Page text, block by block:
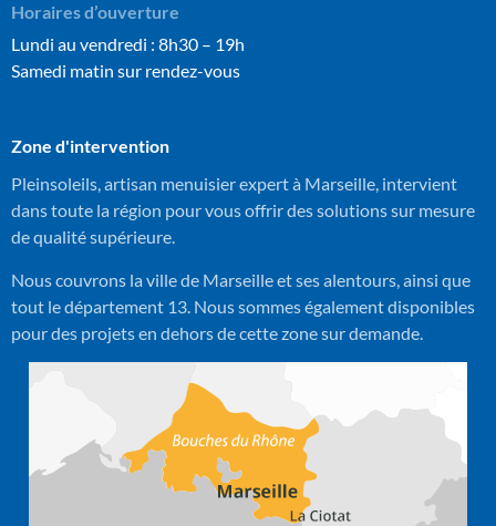
Horaires d’ouverture
Lundi au vendredi : 8h30 – 19h
Samedi matin sur rendez-vous
Zone d'intervention
Pleinsoleils, artisan menuisier expert à Marseille, intervient
dans toute la région pour vous offrir des solutions sur mesure
de qualité supérieure.
Nous couvrons la ville de Marseille et ses alentours, ainsi que
tout le département 13. Nous sommes également disponibles
pour des projets en dehors de cette zone sur demande.